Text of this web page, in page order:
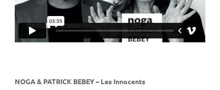
NOGA & PATRICK BEBEY – Les Innocents